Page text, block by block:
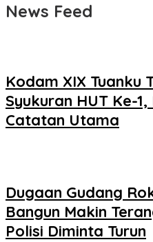
News Feed
Kodam XIX Tuanku
Syukuran HUT Ke-
Catatan Utama
Dugaan Gudang
Bangun Makin
Polisi Diminta Turun